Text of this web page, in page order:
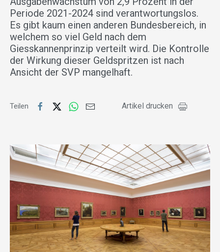
Periode 2021-2024 sind verantwortungslos.
Es gibt kaum einen anderen Bundesbereich, in
welchem so viel Geld nach dem
Giesskannenprinzip verteilt wird. Die Kontrolle
der Wirkung dieser Geldspritzen ist nach
Ansicht der SVP mangelhaft.
Teilen Artikel drucken